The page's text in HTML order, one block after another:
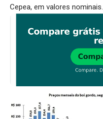
Cepea, em valores nominais.